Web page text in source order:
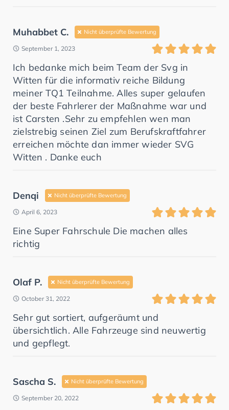
Muhabbet C. Nicht überprüfte Bewertung
September 1, 2023
Ich bedanke mich beim Team der Svg in
Witten für die informativ reiche Bildung
meiner TQ1 Teilnahme. Alles super gelaufen
der beste Fahrlerer der Maßnahme war und
ist Carsten .Sehr zu empfehlen wen man
zielstrebig seinen Ziel zum Berufskraftfahrer
erreichen möchte dan immer wieder SVG
Witten . Danke euch
Denqi Nicht überprüfte Bewertung
April 6, 2023
Eine Super Fahrschule Die machen alles
richtig
Olaf P. Nicht überprüfte Bewertung
October 31, 2022
Sehr gut sortiert, aufgeräumt und
übersichtlich. Alle Fahrzeuge sind neuwertig
und gepflegt.
Sascha S. Nicht überprüfte Bewertung
September 20, 2022